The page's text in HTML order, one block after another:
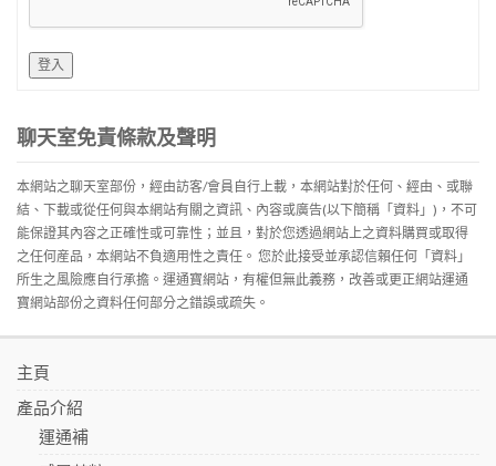
登入
聊天室免責條款及聲明
本網站之聊天室部份，經由訪客/會員自行上載，本網站對於任何、經由、或聯
結、下載或從任何與本網站有關之資訊、內容或廣告(以下簡稱「資料」)，不可
能保證其內容之正確性或可靠性；並且，對於您透過網站上之資料購買或取得
之任何産品，本網站不負適用性之責任。 您於此接受並承認信賴任何「資料」
所生之風險應自行承擔。運通寶網站，有權但無此義務，改善或更正網站運通
寶網站部份之資料任何部分之錯誤或疏失。
主頁
產品介紹
運通補